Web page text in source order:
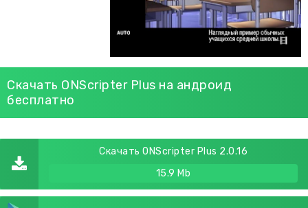
Скачать ONScripter Plus на андроид
бесплатно
Скачать ONScripter Plus 2.0.16
15.9 Mb